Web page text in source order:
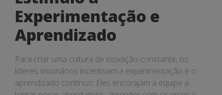
Experimentação e
Aprendizado
Para criar uma cultura de inovação constante, os
líderes visionários incentivam a experimentação e o
aprendizado contínuo. Eles encorajam a equipe a